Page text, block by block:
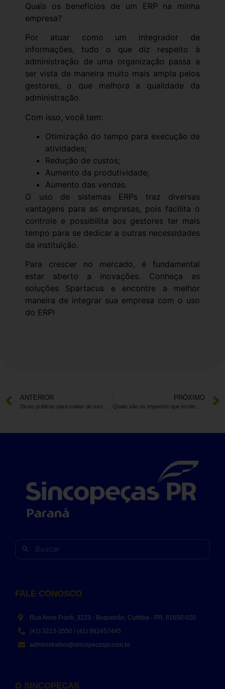
Quais os benefícios de um ERP na minha
empresa?
Por atuar como um integrador de
informações, tudo o que diz respeito à
administração de uma organização passa a
ser vista de maneira muito mais ampla pelos
gestores, o que melhora a qualidade da
administração.
Com isso, você tem:
Otimização do tempo para execução de
atividades;
Redução de custos;
Aumento da produtividade;
Aumento das vendas.
O uso de sistemas ERPs traz diversas
vantagens para as empresas, pois facilita o
controle e possibilita aos gestores ter mais
tempo para se dedicar a outras necessidades
da instituição.
Para crescer no mercado, é fundamental
estar aberto a inovações. Conheça as
soluções Spartacus e encontre a melhor
maneira de integrar sua empresa com o uso
do ERP!
ANTERIOR PRÓXIMO
FALE CONOSCO
Rua Anne Frank, 3223 - Boqueirão, Curitiba - PR, 81650-020
(41) 3213-3550 / (41) 992457445
administrativo@sincopecaspr.com.br
O SINCOPEÇAS